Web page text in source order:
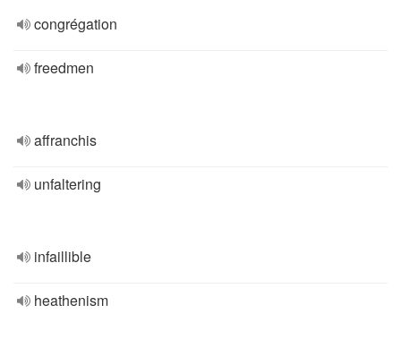
congrégation
freedmen
affranchis
unfaltering
infaillible
heathenism